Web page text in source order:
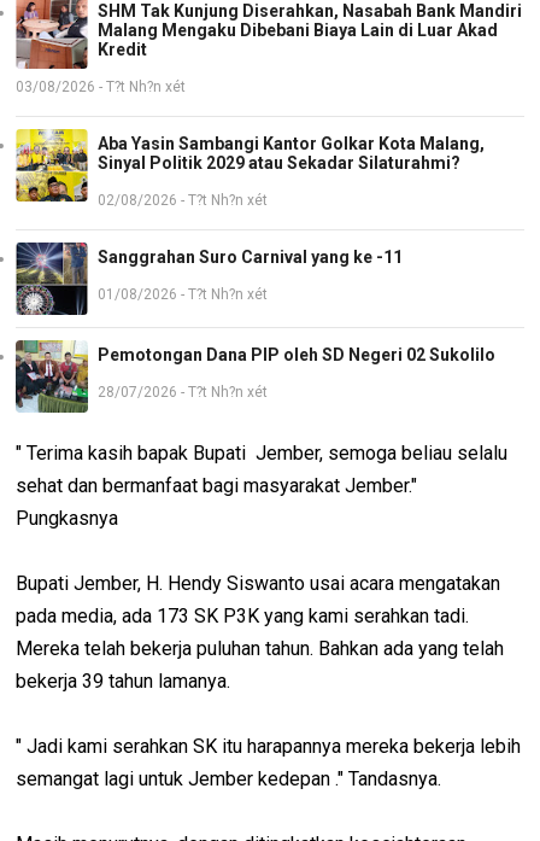
SHM Tak Kunjung Diserahkan, Nasabah Bank Mandiri
Malang Mengaku Dibebani Biaya Lain di Luar Akad
Kredit
03/08/2026 - T?t Nh?n xét
Aba Yasin Sambangi Kantor Golkar Kota Malang,
Sinyal Politik 2029 atau Sekadar Silaturahmi?
02/08/2026 - T?t Nh?n xét
Sanggrahan Suro Carnival yang ke -11
01/08/2026 - T?t Nh?n xét
Pemotongan Dana PIP oleh SD Negeri 02 Sukolilo
28/07/2026 - T?t Nh?n xét
" Terima kasih bapak Bupati Jember, semoga beliau selalu
sehat dan bermanfaat bagi masyarakat Jember."
Pungkasnya
Bupati Jember, H. Hendy Siswanto usai acara mengatakan
pada media, ada 173 SK P3K yang kami serahkan tadi.
Mereka telah bekerja puluhan tahun. Bahkan ada yang telah
bekerja 39 tahun lamanya.
" Jadi kami serahkan SK itu harapannya mereka bekerja lebih
semangat lagi untuk Jember kedepan ." Tandasnya.